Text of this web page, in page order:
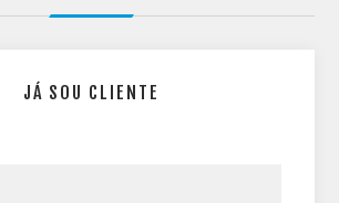
JÁ SOU CLIENTE